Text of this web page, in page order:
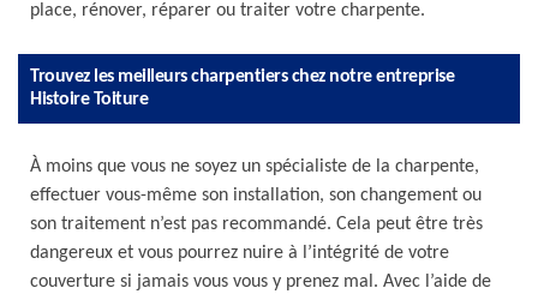
place, rénover, réparer ou traiter votre charpente.
Trouvez les meilleurs charpentiers chez notre entreprise
Histoire Toiture
À moins que vous ne soyez un spécialiste de la charpente,
effectuer vous-même son installation, son changement ou
son traitement n’est pas recommandé. Cela peut être très
dangereux et vous pourrez nuire à l’intégrité de votre
couverture si jamais vous vous y prenez mal. Avec l’aide de